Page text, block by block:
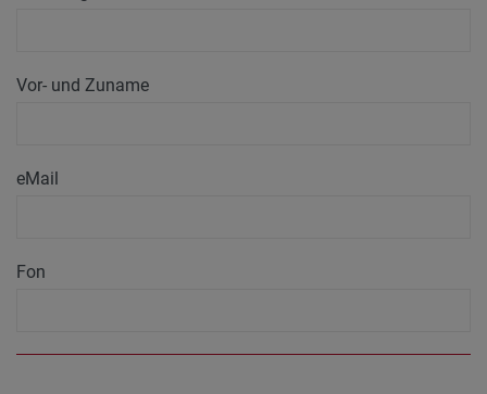
Vor- und Zuname
eMail
Fon